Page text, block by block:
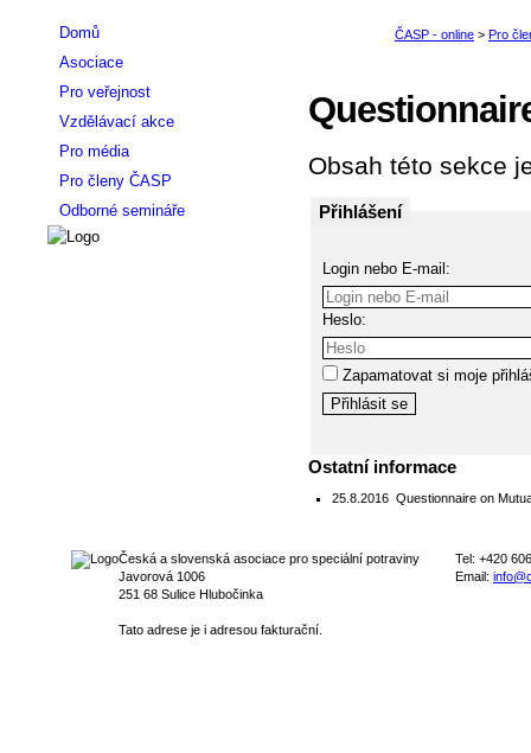
Obsah této sekce
Přihlášení
Login nebo E-mail:
Heslo:
Zapamatovat si moje
Ostatní informace
25.8.2016 Questionnaire on
Domů
Asociace
Pro veřejnost
Vzdělávací akce
Pro média
Pro členy ČASP
Odborné semináře
Česká a slovenská asociace pro speciální potraviny
Javorová 1006
251 68 Sulice Hlubočinka
Tato adrese je i adresou fakturační.
Tel: +420
Email: